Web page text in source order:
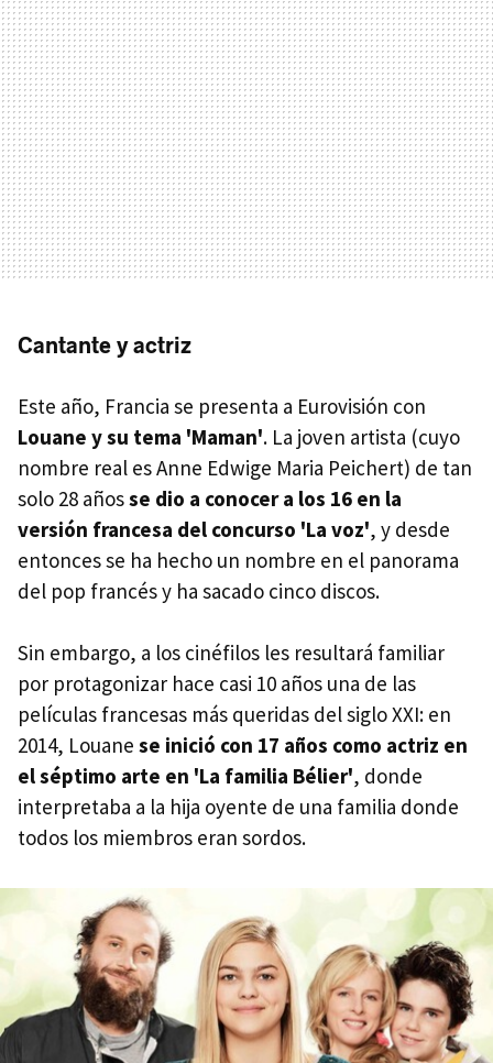
Cantante y actriz
Este año, Francia se presenta a Eurovisión con
Louane y su tema 'Maman'. La joven artista (cuyo
nombre real es Anne Edwige Maria Peichert) de tan
solo 28 añosse dio a conocer a los 16 en la
versión francesa del concurso 'La voz', y desde
entonces se ha hecho un nombre en el panorama
del pop francés y ha sacado cinco discos.
Sin embargo, a los cinéfilos les resultará familiar
por protagonizar hace casi 10 años una de las
películas francesas más queridas del siglo XXI: en
2014, Louane se inició con 17 años como actriz en
el séptimo arte en 'La familia Bélier', donde
interpretaba a la hija oyente de una familia donde
todos los miembros eran sordos.